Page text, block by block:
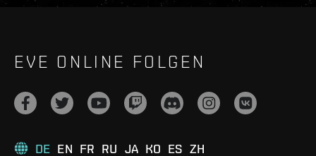
EVE ONLINE FOLGEN
DE EN FR RU JA KO ES ZH